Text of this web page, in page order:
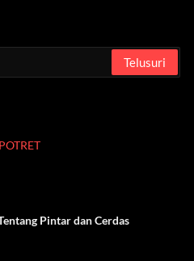
Pintar dan Cerdas